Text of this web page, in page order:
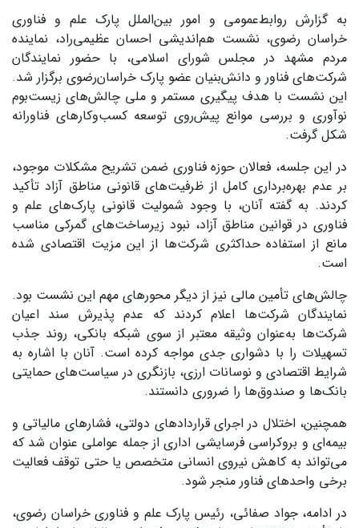
به گزارش روابط‌عمومی و امور بین‌الملل پارک علم و فناوری
خراسان رضوی، نشست هم‌اندیشی احسان عظیمی‌راد، نماینده
مردم مشهد در مجلس شورای اسلامی، با حضور نمایندگان
شرکت‌های فناور و دانش‌بنیان عضو پارک خراسان‌رضوی برگزار شد.
این نشست با هدف پیگیری مستمر و ملی چالش‌های زیست‌بوم
نوآوری و بررسی موانع پیش‌روی توسعه کسب‌وکارهای فناورانه
شکل گرفت.
در این جلسه، فعالان حوزه فناوری ضمن تشریح مشکلات موجود،
بر عدم بهره‌برداری کامل از ظرفیت‌های قانونی مناطق آزاد تأکید
کردند. به گفته آنان، با وجود شمولیت قانونی پارک‌های علم و
فناوری در قوانین مناطق آزاد، نبود زیرساخت‌های گمرکی مناسب
مانع از استفاده حداکثری شرکت‌ها از این مزیت اقتصادی شده
است.
چالش‌های تأمین مالی نیز از دیگر محورهای مهم این نشست بود.
نمایندگان شرکت‌ها اعلام کردند که عدم پذیرش سند اعیان
شرکت‌ها به‌عنوان وثیقه معتبر از سوی شبکه بانکی، روند جذب
تسهیلات را با دشواری جدی مواجه کرده است. آنان با اشاره به
شرایط اقتصادی و نوسانات ارزی، بازنگری در سیاست‌های حمایتی
بانک‌ها و صندوق‌ها را ضروری دانستند.
همچنین، اختلال در اجرای قراردادهای دولتی، فشارهای مالیاتی و
بیمه‌ای و بروکراسی فرسایشی اداری از جمله عواملی عنوان شد که
می‌تواند به کاهش نیروی انسانی متخصص یا حتی توقف فعالیت
برخی واحدهای فناور منجر شود.
در ادامه، جواد صفائی، رئیس پارک علم و فناوری خراسان رضوی،